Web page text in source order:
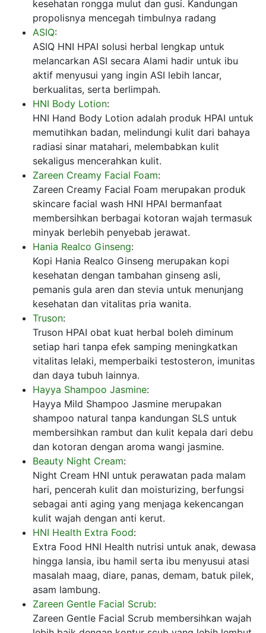
kesehatan rongga mulut dan gusi. Kandungan
propolisnya mencegah timbulnya radang
ASIQ:
ASIQ HNI HPAI solusi herbal lengkap untuk
melancarkan ASI secara Alami hadir untuk ibu
aktif menyusui yang ingin ASI lebih lancar,
berkualitas, serta berlimpah.
HNI Body Lotion:
HNI Hand Body Lotion adalah produk HPAI untuk
memutihkan badan, melindungi kulit dari bahaya
radiasi sinar matahari, melembabkan kulit
sekaligus mencerahkan kulit.
Zareen Creamy Facial Foam:
Zareen Creamy Facial Foam merupakan produk
skincare facial wash HNI HPAI bermanfaat
membersihkan berbagai kotoran wajah termasuk
minyak berlebih penyebab jerawat.
Hania Realco Ginseng:
Kopi Hania Realco Ginseng merupakan kopi
kesehatan dengan tambahan ginseng asli,
pemanis gula aren dan stevia untuk menunjang
kesehatan dan vitalitas pria wanita.
Truson:
Truson HPAI obat kuat herbal boleh diminum
setiap hari tanpa efek samping meningkatkan
vitalitas lelaki, memperbaiki testosteron, imunitas
dan daya tubuh lainnya.
Hayya Shampoo Jasmine:
Hayya Mild Shampoo Jasmine merupakan
shampoo natural tanpa kandungan SLS untuk
membersihkan rambut dan kulit kepala dari debu
dan kotoran dengan aroma wangi jasmine.
Beauty Night Cream:
Night Cream HNI untuk perawatan pada malam
hari, pencerah kulit dan moisturizing, berfungsi
sebagai anti aging yang menjaga kekencangan
kulit wajah dengan anti kerut.
HNI Health Extra Food:
Extra Food HNI Health nutrisi untuk anak, dewasa
hingga lansia, ibu hamil serta ibu menyusui atasi
masalah maag, diare, panas, demam, batuk pilek,
asam lambung.
Zareen Gentle Facial Scrub:
Zareen Gentle Facial Scrub membersihkan wajah